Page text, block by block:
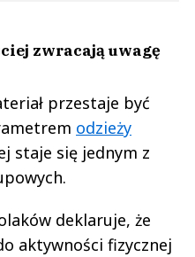
zwracają uwagę
przestaje być
odzieży
staje się jednym z
deklaruje, że
aktywności fizycznej